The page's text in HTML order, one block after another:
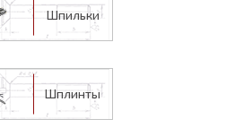
Шпильки
Шплинты